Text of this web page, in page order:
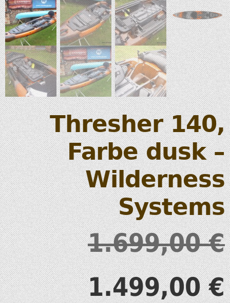
Thresher 140,
Farbe dusk –
Wilderness
Systems
1.699,00€
1.499,00€